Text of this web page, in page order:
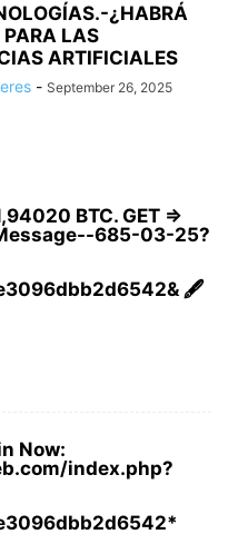
¿HABRÁ
PARA LAS
ARTIFICIALES
- September 26, 2025
BTC. GET =>
685-03-25?
🖋
Now:
index.php?